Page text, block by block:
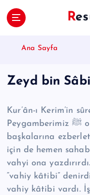
Ana Sayfa
Zeyd bin
Kur’ân-ı Kerim’in
Peygamberimiz ﷺ onları ezberlemek ve
başkalarına
için de hemen
vahyi ona
“vahiy kâtibi”
vahiy kâtibi vardı.